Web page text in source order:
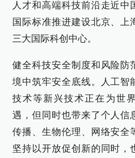
人才和高端科技前沿走近中
国际标准推进建设北京、上
三大国际科创中心。
健全科技安全制度和风险防
境中筑牢安全底线。人工智
技术等新兴技术正在为世
遇，但同时也带来了个人信
传播、生物伦理、网络安全
坚持以开放促创新的同时，